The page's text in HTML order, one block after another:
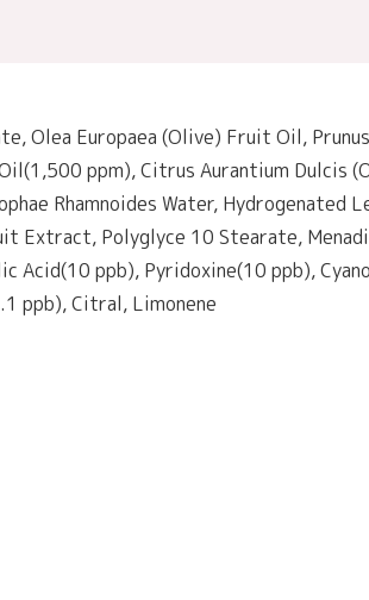
Olea Europaea (Olive) Fruit Oil,
ppm), Citrus Aurantium Dulcis
Rhamnoides Water, Hydrogenated
Extract, Polyglyce 10 Stearate,
Acid(10 ppb), Pyridoxine(10 ppb),
ppb), Citral, Limonene